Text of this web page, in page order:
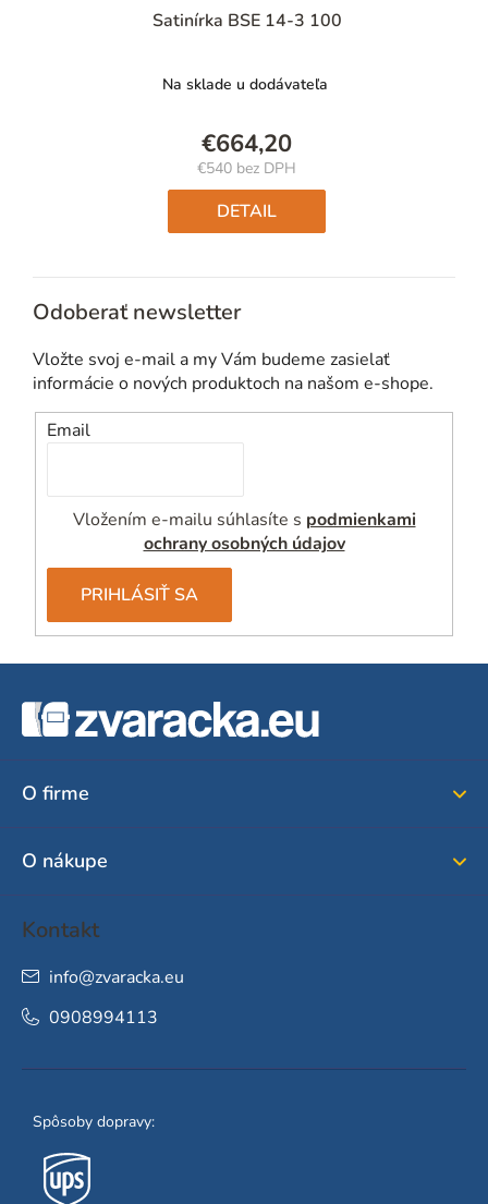
Satinírka BSE 14-3 100
Na sklade u dodávateľa
€664,20
€540 bez DPH
Jednotková
cena:
DETAIL
Odoberať newsletter
Vložte svoj e-mail a my Vám budeme zasielať
informácie o nových produktoch na našom e-shope.
Email
Vložením e-mailu súhlasíte s podmienkami
ochrany osobných údajov
PRIHLÁSIŤ SA
O firme
O nákupe
Kontakt
info@zvaracka.eu
0908994113
Spôsoby dopravy: